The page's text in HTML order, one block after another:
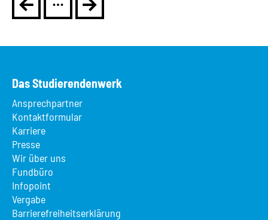
Das Studierendenwerk
Ansprechpartner
Kontaktformular
Karriere
Presse
Wir über uns
Fundbüro
Infopoint
Vergabe
Barrierefreiheitserklärung